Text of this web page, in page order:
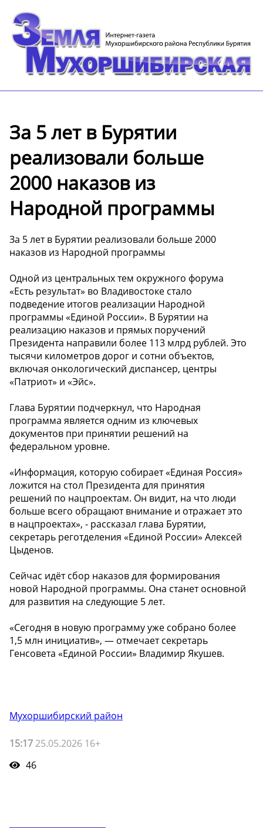
За 5 лет в Бурятии
реализовали больше
2000 наказов из
Народной программы
За 5 лет в Бурятии реализовали больше 2000
наказов из Народной программы
Одной из центральных тем окружного форума
«Есть результат» во Владивостоке стало
подведение итогов реализации Народной
программы «Единой России». В Бурятии на
реализацию наказов и прямых поручений
Президента направили более 113 млрд рублей. Это
тысячи километров дорог и сотни объектов,
включая онкологический диспансер, центры
«Патриот» и «Эйс».
Глава Бурятии подчеркнул, что Народная
программа является одним из ключевых
документов при принятии решений на
федеральном уровне.
«Информация, которую собирает «Единая Россия»
ложится на стол Президента для принятия
решений по нацпроектам. Он видит, на что люди
больше всего обращают внимание и отражает это
в нацпроектах», - рассказал глава Бурятии,
секретарь реготделения «Единой России» Алексей
Цыденов.
Сейчас идёт сбор наказов для формирования
новой Народной программы. Она станет основной
для развития на следующие 5 лет.
«Сегодня в новую программу уже собрано более
1,5 млн инициатив», — отмечает секретарь
Генсовета «Единой России» Владимир Якушев.
Мухоршибирский район
15:17 25.05.2026 16+
46